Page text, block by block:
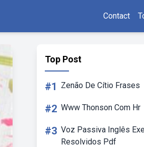
Contact
Top Post
#1 Zenão De Cítio Frases
#2 Www Thonson Com Hr
#3 Voz Passiva Inglês
Resolvidos Pdf